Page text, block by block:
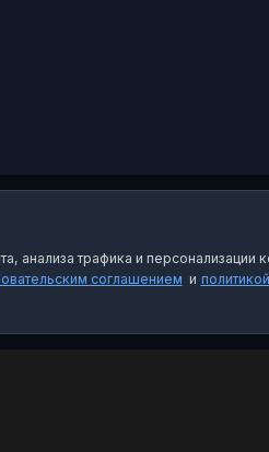
анализа трафика и персонализации
соглашением и политикой